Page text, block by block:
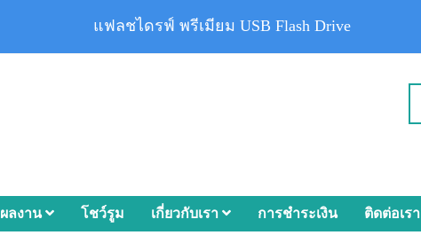
ผลงาน โชว์รูม เกี่ยวกับเรา การชำระเงิน ติดต่อเรา
แฟลชไดรฟ์ พรีเมียม USB Flash Drive